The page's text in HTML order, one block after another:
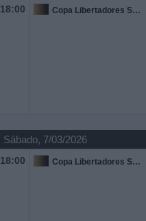
18:00 Copa Libertadores Sub-20
Sábado, 7/03/2026
18:00 Copa Libertadores Sub-20